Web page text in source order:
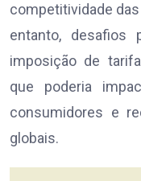
competitividade
entanto, desafios
imposição de
que poderia
consumidores e
globais.